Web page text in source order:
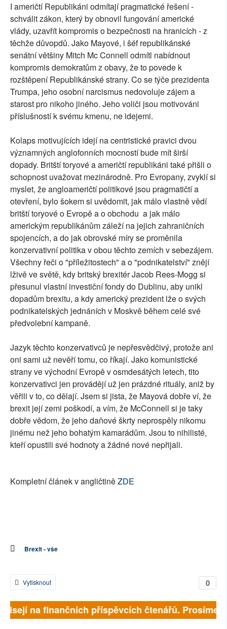
I američtí Republikáni odmítají pragmatické řešení -
schválit zákon, který by obnovil fungování americké
vlády, uzavřít kompromis o bezpečnosti na hranicích - z
těchže důvopdů. Jako Mayové, i šéf republikánské
senátní většiny Mitch Mc Connell odmítl nabídnout
kompromis demokratům z obavy, že to povede k
rozštěpení Republikánské strany. Co se týče prezidenta
Trumpa, jeho osobní narcismus nedovoluje zájem a
starost pro nikoho jiného. Jeho voliči jsou motivováni
příslušností k svému kmenu, ne idejemi.
Kolaps motivujících idejí na centristické pravici dvou
významných anglofonních mocností bude mít širší
dopady. Britští toryové a američtí republikáni také přišli o
schopnost uvažovat mezinárodně. Pro Evropany, zvyklí si
myslet, že angloameričtí politikové jsou pragmatičtí a
otevření, bylo šokem si uvědomit, jak málo vlastně vědí
britští toryové o Evropě a o obchodu a jak málo
americkým republikánům záleží na jejich zahraničních
spojencích, a do jak obrovské míry se proměnila
konzervativní politika v obou těchto zemích v sebezájem.
Všechny řeči o "příležitostech" a o "podnikatelství" znějí
lživě ve světě, kdy britský brexitér Jacob Rees-Mogg si
přesunul vlastní investiční fondy do Dublinu, aby unikl
dopadům brexitu, a kdy americký prezident lže o svých
podnikatelských jednáních v Moskvě během celé své
předvolební kampaně.
Jazyk těchto konzervativců je nepřesvědčivý, protože ani
oni sami už nevěří tomu, co říkají. Jako komunistické
strany ve východní Evropě v osmdesátých letech, tito
konzervativci jen provádějí už jen prázdné rituály, aniž by
věřili v to, co dělají. Jsem si jista, že Mayová dobře ví, že
brexit její zemi poškodí, a vím, že McConnell si je taky
dobře vědom, že jeho daňové škrty neprospěly nikomu
jinému než jeho bohatým kamarádům. Jsou to nihilisté,
kteří opustili své hodnoty a žádné nové nepřijali.
Kompletní článek v angličtiněZDE
Brexit - vše
0
Vytisknout
na finančních příspěvcích čtenářů. Prosíme,